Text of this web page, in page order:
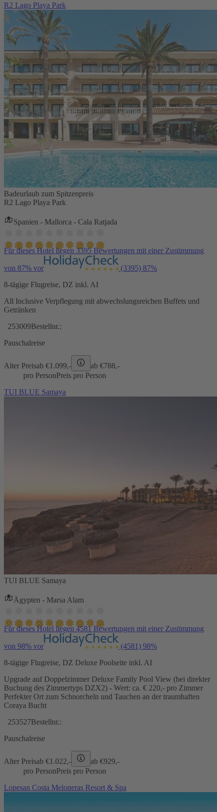
R2 Lago Playa Park
Badeurlaub zum Spitzenpreis
R2 Lago Playa Park
Spanien - Mallorca - Cala Ratjada
Für dieses Hotel liegen 3395 Bewertungen mit einer Zustimmung
von 87% vor (3395) 87%
8-tägige Flugreise, DZ inkl. AI
All Inclusive Verpflegung mit abwechslungsreichen Buffets und
Getränken
253009Bestellnr.:
Pauschalreise
Alter Preisab €1.099,- ab €788,-
pro PersonPreis pro Person
TUI BLUE Samaya
TUI BLUE Samaya
Ägypten - Marsa Alam
Für dieses Hotel liegen 4581 Bewertungen mit einer Zustimmung
von 98% vor (4581) 98%
8-tägige Flugreise, DZ Deluxe Poolseite inkl. AI
Upgrade auf Doppelzimmer Deluxe Family Pool View (bei direkter
Buchung des Zimmertyps DZX2) - Wert: ca. € 220,- pro Zimmer
Perfekter Ort zum Schnorcheln und Tauchen an der traumhaften
Coraya Bucht
253527Bestellnr.:
Pauschalreise
Alter Preisab €1.022,- ab €929,-
pro PersonPreis pro Person
Lopesan Costa Meloneras Resort & Spa